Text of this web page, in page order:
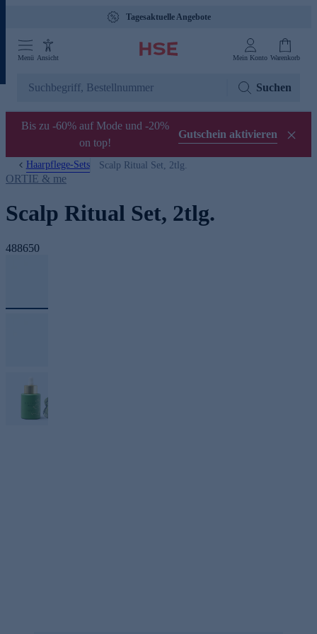
Tagesaktuelle Angebote
Menü Ansicht Mein Konto Warenkorb
Suchen
Bis zu -60% auf Mode und -20%
on top!
Gutschein aktivieren
Haarpflege-Sets Scalp Ritual Set, 2tlg.
ORTIE & me
Scalp Ritual Set, 2tlg.
488650